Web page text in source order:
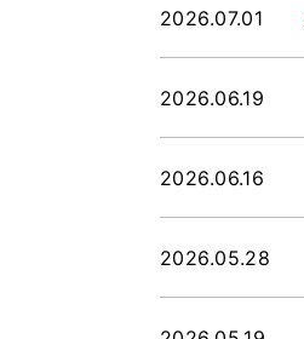
2026.07.01
2026.06.19
2026.06.16
2026.05.28